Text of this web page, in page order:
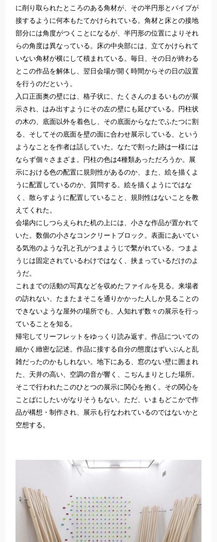
に削り取られたところのある角材が、その半円形とパイプが
接するように何本もたてかけられている。角材と床との接地
部分には角度がつくことになるが、半円形の位置によりそれ
らの角度は異なっている。床の中央部には、立てかけられて
いない角材が横にして積まれている。毎日、その日が終わる
とこの作品を解体し、翌日会場が開く時間からその日の設置
を行うのだという。
入口正面奥の壁には、格子状に、たくさんのまるいものが展
示され、はみ出すようにその左の壁にも延びている。円柱状
の木の、底面以外を着色し、その底面からなたでふたつに割
る、そしてその底面を壁の面に合わせ展示している、という
ようなことを作者は話していた。なたで割った跡は一様には
ならず個々さまざま。円柱の色は4種類あっただろうか。展
示における色の配置に規則性があるのか、また、絵を描くよ
うに配置しているのか、質問する。絵を描くようにではな
く、散らすように配置していること、規則性はないことを教
えてくれた。
会場内にしつらえられた机の上には、小さな作品が置かれて
いた。数個の小さなコンクリートブロック。表面にあいてい
る気泡のような孔と孔がつまようじで繫がれている。つまよ
うじは固定されているわけではなく、挟まっているだけのよ
うだ。
これまでの活動の写真などを収めたファイルを見る。来場者
の訪れない、たまたまそこを通りかかった人しか見ることの
できないような屋外の場所でも、人知れず数々の展示を行っ
ていることを知る。
帰宅してリーフレットをゆっくり読み返す。作品についての
細かく緻密な記述。作品に接する自分の態度はずいぶんと乱
雑だったのかもしれない。地下にある、窓のない壁に囲まれ
た、天井の高い、空調の音が響く、こぢんまりとした場所。
そこで行われたこのひとつの展示に関心を抱く。その関心を
ことばにしたいがなりそうもない。ただ、いまもどこかで作
品が構想・制作され、展示も行なわれているのではないかと
空想する。